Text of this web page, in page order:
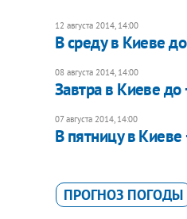
12 августа 2014, 14:00
В среду в Киеве
08 августа 2014, 14:00
Завтра в Киеве до
07 августа 2014, 14:00
В пятницу в Киеве
ПРОГНОЗ ПОГОДЫ